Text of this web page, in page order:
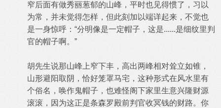
窄后面有做秀丽葱郁的山峰，平时也见得惯了，习以
为常，并未觉得怎样，但此刻加以端详起来，不觉也
是一身惊呼：“分明像是一定帽子，这是......是细纹里判
官的帽子啊。”
胡先生说那山峰上窄下丰，高出两峰相对耸立如锥，
山形避阳取阴，恰好笼罩马宅，这种形式在风水里有
个俗名，唤作鬼帽子，也难怪阁下家里生意兴隆财源
滚滚，因为这正是条森罗殿前判官收冥钱的财路。你